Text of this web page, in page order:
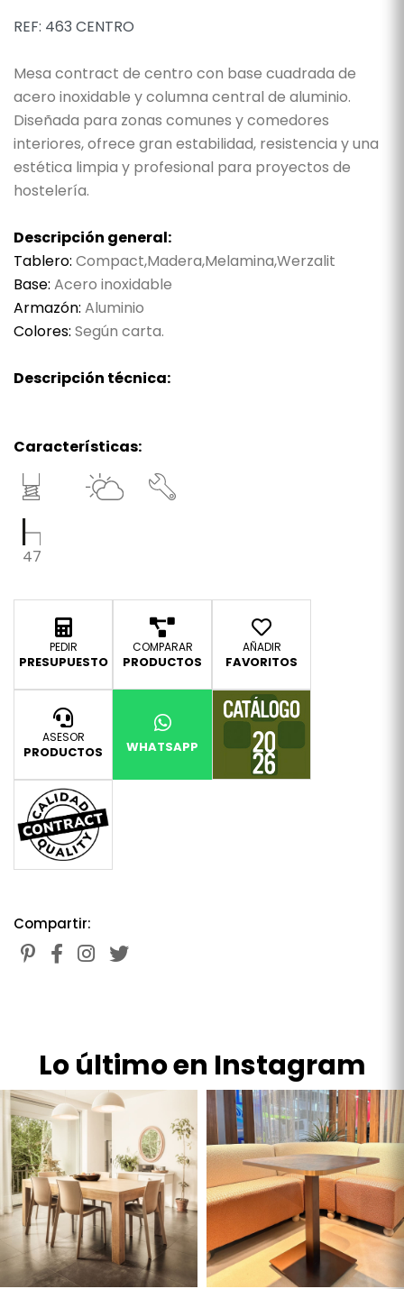
REF: 463 CENTRO
Mesa contract de centro con base cuadrada de
acero inoxidable y columna central de aluminio.
Diseñada para zonas comunes y comedores
interiores, ofrece gran estabilidad, resistencia y una
estética limpia y profesional para proyectos de
hostelería.
Descripción general:
Tablero: Compact,Madera,Melamina,Werzalit
Base: Acero inoxidable
Armazón: Aluminio
Colores: Según carta.
Descripción técnica:
Características:
47
PEDIR
PRESUPUESTO
COMPARAR
PRODUCTOS
AÑADIR
FAVORITOS
ASESOR
PRODUCTOS WHATSAPP
Compartir:
Lo último en Instagram